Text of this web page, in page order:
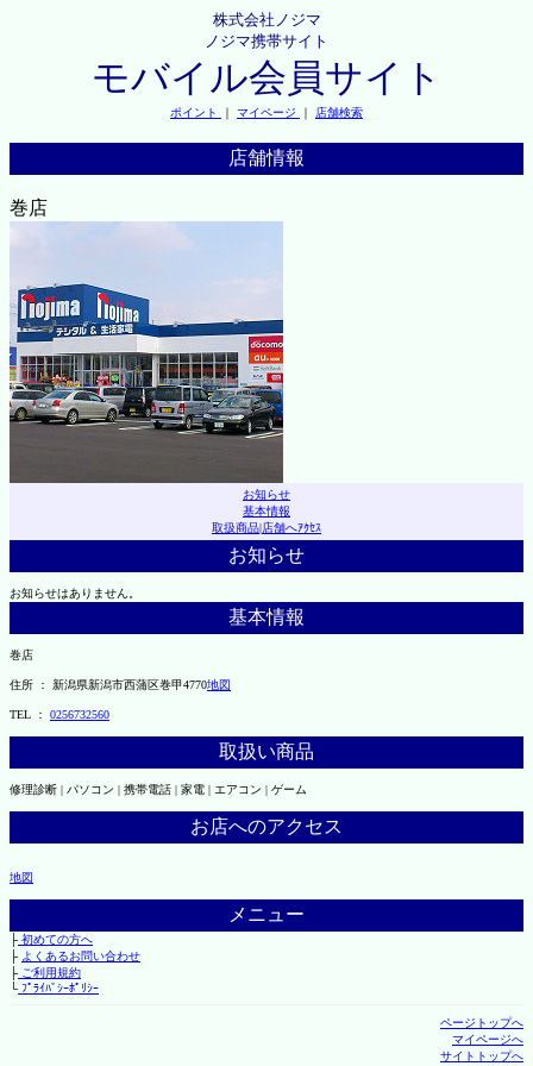
株式会社ノジマ
ノジマ携帯サイト
モバイル会員サイト
ポイント ｜ マイページ ｜ 店舗検索
店舗情報
巻店
お知らせ
基本情報
取扱商品|店舗へｱｸｾｽ
お知らせ
お知らせはありません。
基本情報
巻店
住所 ： 新潟県新潟市西蒲区巻甲4770地図
TEL ： 0256732560
取扱い商品
修理診断 | パソコン | 携帯電話 | 家電 | エアコン | ゲーム
お店へのアクセス
地図
メニュー
├初めての方へ
├ よくあるお問い合わせ
├ご利用規約
└ﾌﾟﾗｲﾊﾞｼｰﾎﾟﾘｼｰ
ページトップへ
マイページへ
サイトトップへ